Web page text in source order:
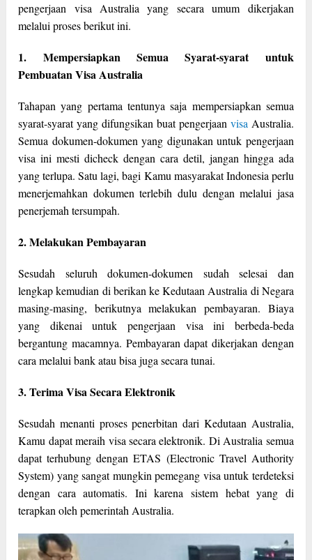
pengerjaan visa Australia yang secara umum dikerjakan
melalui proses berikut ini.
1. Mempersiapkan Semua Syarat-syarat untuk
Pembuatan Visa Australia
Tahapan yang pertama tentunya saja mempersiapkan semua
syarat-syarat yang difungsikan buat pengerjaan visa Australia.
Semua dokumen-dokumen yang digunakan untuk pengerjaan
visa ini mesti dicheck dengan cara detil, jangan hingga ada
yang terlupa. Satu lagi, bagi Kamu masyarakat Indonesia perlu
menerjemahkan dokumen terlebih dulu dengan melalui jasa
penerjemah tersumpah.
2. Melakukan Pembayaran
Sesudah seluruh dokumen-dokumen sudah selesai dan
lengkap kemudian di berikan ke Kedutaan Australia di Negara
masing-masing, berikutnya melakukan pembayaran. Biaya
yang dikenai untuk pengerjaan visa ini berbeda-beda
bergantung macamnya. Pembayaran dapat dikerjakan dengan
cara melalui bank atau bisa juga secara tunai.
3. Terima Visa Secara Elektronik
Sesudah menanti proses penerbitan dari Kedutaan Australia,
Kamu dapat meraih visa secara elektronik. Di Australia semua
dapat terhubung dengan ETAS (Electronic Travel Authority
System) yang sangat mungkin pemegang visa untuk terdeteksi
dengan cara automatis. Ini karena sistem hebat yang di
terapkan oleh pemerintah Australia.